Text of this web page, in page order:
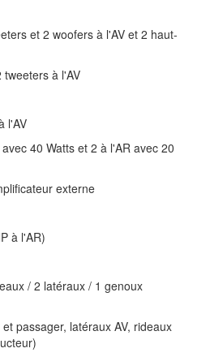
et 2 woofers à l'AV et 2 haut-
à l'AV
l'AV
40 Watts et 2 à l'AR avec 20
externe
à l'AR)
/ 2 latéraux / 1 genoux
passager, latéraux AV, rideaux